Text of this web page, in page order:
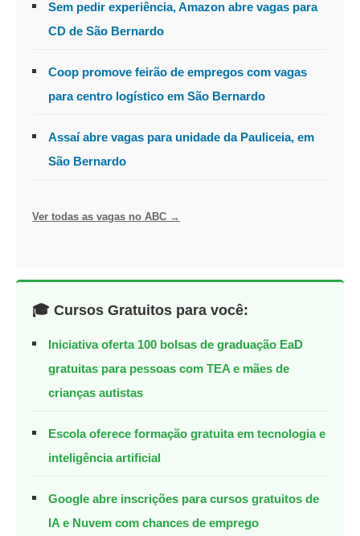
Sem pedir experiência, Amazon abre vagas para
CD de São Bernardo
Coop promove feirão de empregos com vagas
para centro logístico em São Bernardo
Assaí abre vagas para unidade da Pauliceia, em
São Bernardo
Ver todas as vagas no ABC →
🎓 Cursos Gratuitos para você:
Iniciativa oferta 100 bolsas de graduação EaD
gratuitas para pessoas com TEA e mães de
crianças autistas
Escola oferece formação gratuita em tecnologia e
inteligência artificial
Google abre inscrições para cursos gratuitos de
IA e Nuvem com chances de emprego